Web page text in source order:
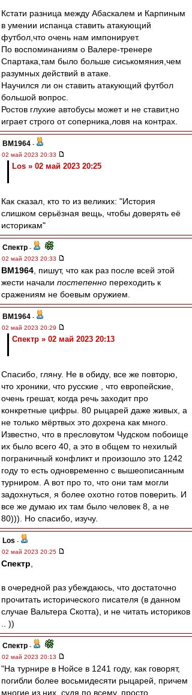
Кстати разница между Абаскалем и Карпиным
в умении испанца ставить атакующий
футбол,что очень нам импонирует.
По воспоминаниям о Валере-тренере
Спартака,там было больше сиськомяния,чем
разумных действий в атаке.
Научился ли он ставить атакующий футбол
большой вопрос.
Ростов глухие автобусы может и не ставит,но
играет строго от соперника,ловя на контрах.
BM1964 -
02 май 2023 20:33
Los » 02 май 2023 20:25
Как сказал, кто то из великих: "История
слишком серьёзная вещь, чтобы доверять её
историкам"
Спектр -
02 май 2023 20:33
BM1964 , пишут, что как раз после всей этой
жести начали постепенно переходить к
сражениям не боевым оружием.
BM1964 -
02 май 2023 20:29
Спектр » 02 май 2023 20:13
Спасибо, гляну. Не в обиду, все же повторю,
что хроники, что русские , что европейские,
очень грешат, когда речь заходит про
конкретные цифры. 80 рыцарей даже живых, а
не только мёртвых это дохрена как много.
Известно, что в пресловутом Чудском побоище
их было всего 40, а это в общем то нехилый
пограничный конфликт и произошло это 1242
году то есть одновременно с вышеописанным
турниром. А вот про то, что они там могли
задохнуться, я более охотно готов поверить. И
все же думаю их там было человек 8, а не
80))). Но спасибо, изучу.
Los -
02 май 2023 20:25
Спектр
в очередной раз убеждаюсь, что достаточно
прочитать исторического писателя (в данном
случае Вальтера Скотта), и не читать историков
.. ))
Спектр -
02 май 2023 20:13
"На турнире в Нойсе в 1241 году, как говорят,
погибли более восьмидесяти рыцарей, причем
многие из них, судя по всему, просто